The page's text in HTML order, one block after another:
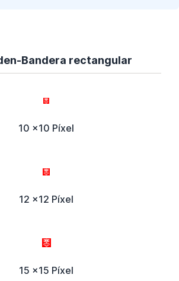
Bandera rectangular
10 x10 Píxel
12 x12 Píxel
15 x15 Píxel